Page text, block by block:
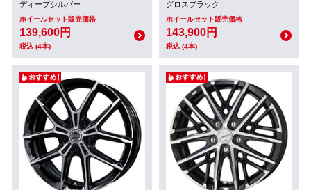
ディープシルバー
ホイールセット販売価格
139,600円
税込 (4本)
グロスブラック
ホイールセット販売価格
143,900円
税込 (4本)